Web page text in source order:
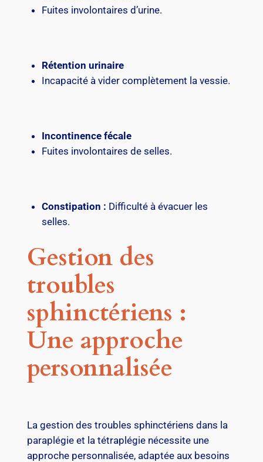
Fuites involontaires d’urine.
Rétention urinaire
Incapacité à vider complètement la vessie.
Incontinence fécale
Fuites involontaires de selles.
Constipation : Difficulté à évacuer les
selles.
Gestion des
troubles
sphinctériens :
Une approche
personnalisée
La gestion des troubles sphinctériens dans la
paraplégie et la tétraplégie nécessite une
approche personnalisée, adaptée aux besoins